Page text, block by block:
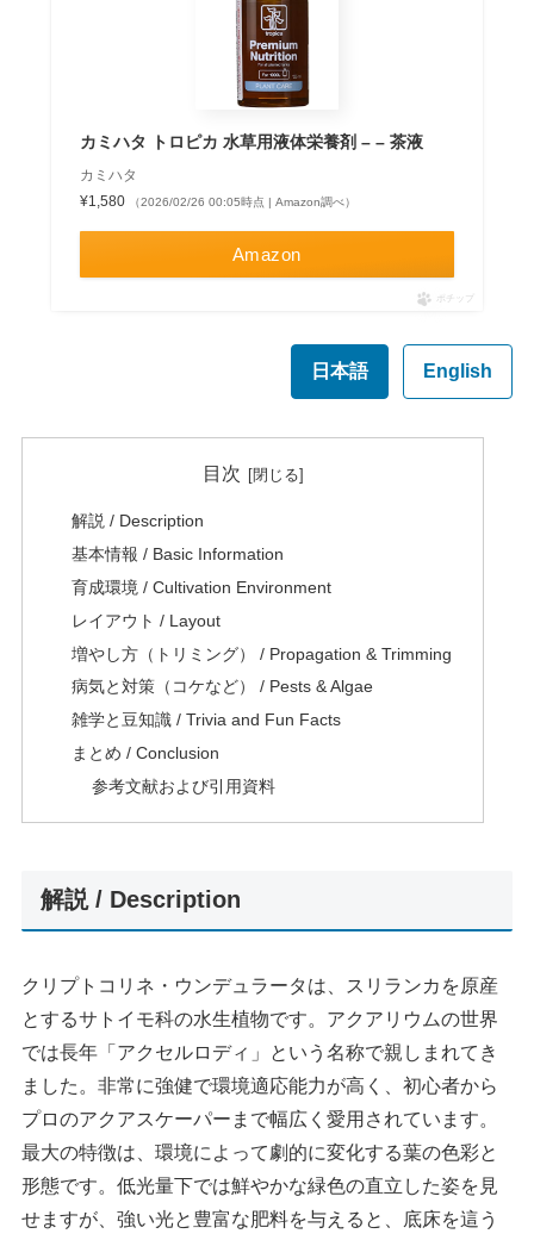
カミハタ トロピカ 水草用液体栄養剤 – – 茶液
カミハタ
¥1,580
（2026/02/26 00:05時点 | Amazon調べ）
Amazon
ポチップ
日本語 English
目次
解説 / Description
基本情報 / Basic Information
育成環境 / Cultivation Environment
レイアウト / Layout
増やし方（トリミング） / Propagation & Trimming
病気と対策（コケなど） / Pests & Algae
雑学と豆知識 / Trivia and Fun Facts
まとめ / Conclusion
参考文献および引用資料
解説 / Description
クリプトコリネ・ウンデュラータは、スリランカを原産
とするサトイモ科の水生植物です。アクアリウムの世界
では長年「アクセルロディ」という名称で親しまれてき
ました。非常に強健で環境適応能力が高く、初心者から
プロのアクアスケーパーまで幅広く愛用されています。
最大の特徴は、環境によって劇的に変化する葉の色彩と
形態です。低光量下では鮮やかな緑色の直立した姿を見
せますが、強い光と豊富な肥料を与えると、底床を這う